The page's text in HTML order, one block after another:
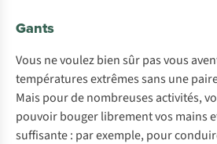
Gants
Vous ne voulez bien sûr pas vous
températures extrêmes sans une
Mais pour de nombreuses activités,
pouvoir bouger librement vos mains
suffisante : par exemple, pour